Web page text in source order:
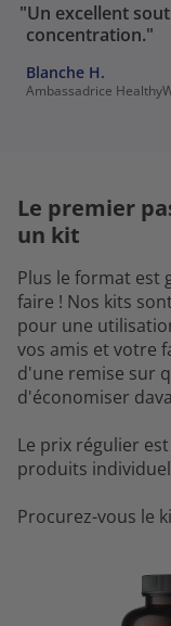
"Un excellent
concentration."
Blanche H.
Ambassadrice
Le premier
un kit
Plus le format est
faire ! Nos kits
pour une
vos amis et votre
d'une remise sur
d'économiser
Le prix régulier
produits
Procurez-vous le